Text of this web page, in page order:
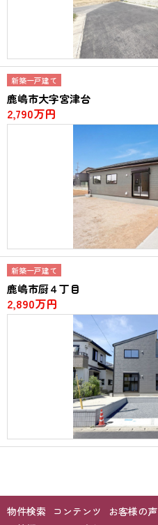
新築一戸建て
鹿嶋市大字宮津台
2,790万円
新築一戸建て
鹿嶋市厨４丁目
2,890万円
物件検索 コンテンツ
お客様の声